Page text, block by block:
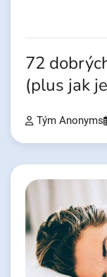
72
(plus jak
Tým Anonyms